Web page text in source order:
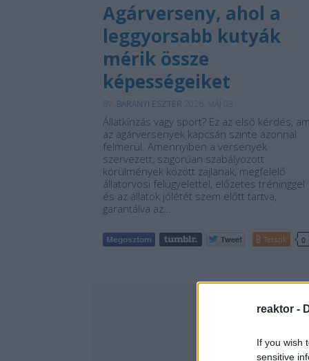
reaktor -
If you wish
sensitive
Agárverseny, ahol a
leggyorsabb kutyák
mérik össze
képességeiket
BARANYI ESZTER
Állatkínzás vagy sport? Ez az első kérdés,
az agárversenyek kapcsán szinte azonnal
felmerül. Amennyiben a versenyek
szervezett, szigorúan szabályozott
körülmények között zajlanak, megfelelő
állatorvosi felügyelettel, előzetes tréninggel
és az állatok jólétét szem előtt tartva,
garantálva az…
Tetszik 0